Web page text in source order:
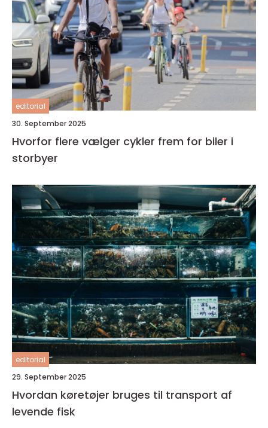
editorial
30. September 2025
Hvorfor flere vælger cykler frem for biler i
storbyer
editorial
29. September 2025
Hvordan køretøjer bruges til transport af
levende fisk